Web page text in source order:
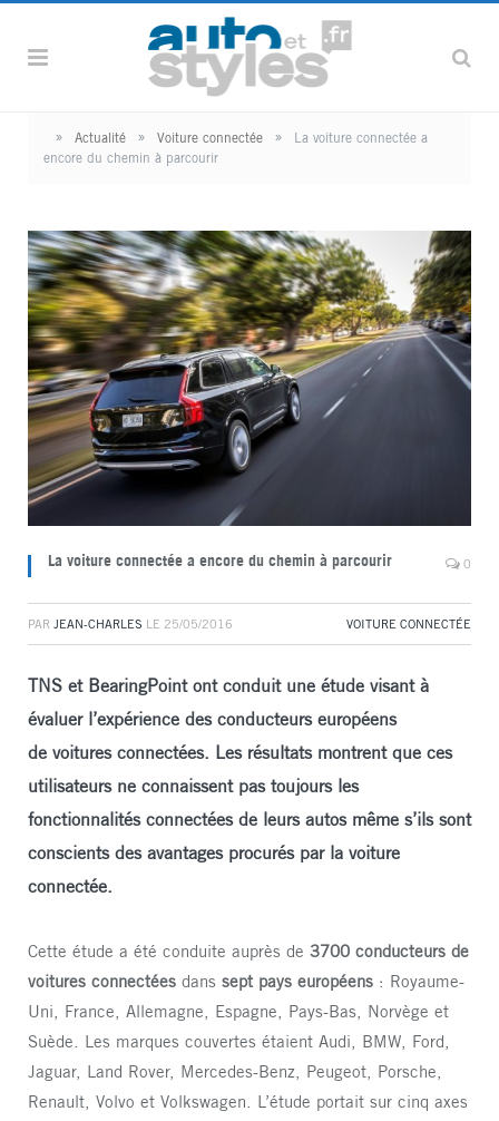
» Actualité » Voiture connectée »
La voiture connectée a
encore du chemin à parcourir
La voiture connectée a encore du chemin à parcourir 0
PAR JEAN-CHARLES LE 25/05/2016 VOITURE CONNECTÉE
TNS et BearingPoint ont conduit une étude visant à
évaluer l’expérience des conducteurs européens
de voitures connectées. Les résultats montrent que ces
utilisateurs ne connaissent pas toujours les
fonctionnalités connectées de leurs autos même s’ils sont
conscients des avantages procurés par la voiture
connectée.
Cette étude a été conduite auprès de 3700 conducteurs de
voitures connectées dans sept pays européens : Royaume-
Uni, France, Allemagne, Espagne, Pays-Bas, Norvège et
Suède. Les marques couvertes étaient Audi, BMW, Ford,
Jaguar, Land Rover, Mercedes-Benz, Peugeot, Porsche,
Renault, Volvo et Volkswagen. L’étude portait sur cinq axes